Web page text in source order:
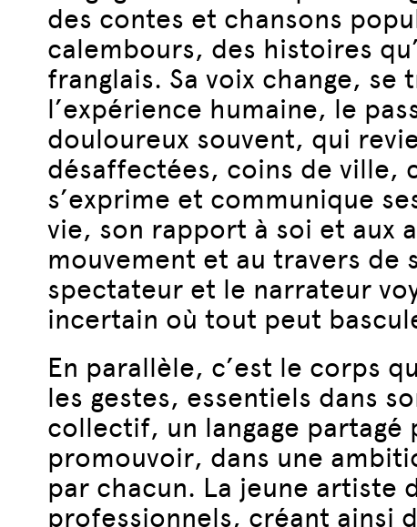
des contes et chansons
calembours, des histoires
franglais. Sa voix change,
l’expérience humaine, le
douloureux souvent, qui
désaffectées, coins de ville,
s’exprime et communique
vie, son rapport à soi et aux
mouvement et au travers de
spectateur et le narrateur
incertain où tout peut
En parallèle, c’est le corps
les gestes, essentiels dans
collectif, un langage partagé
promouvoir, dans une
par chacun. La jeune artiste
professionnels, créant ainsi